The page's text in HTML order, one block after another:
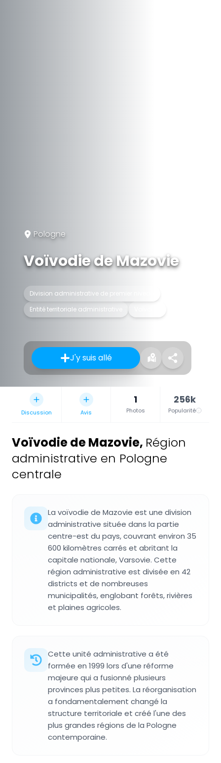
Pologne
Voïvodie de Mazovie
Division administrative de premier niveau
Entité territoriale administrative
J'y suis allé
Discussion Avis
1
Photos
256k
Popularité
Voïvodie de Mazovie, Région
administrative en Pologne
centrale
La voïvodie de Mazovie est une division
administrative située dans la partie
centre-est du pays, couvrant environ 35
600 kilomètres carrés et abritant la
capitale nationale, Varsovie. Cette
région administrative est divisée en 42
districts et de nombreuses
municipalités, englobant forêts, rivières
et plaines agricoles.
Cette unité administrative a été
formée en 1999 lors d'une réforme
majeure qui a fusionné plusieurs
provinces plus petites. La réorganisation
a fondamentalement changé la
structure territoriale et créé l'une des
plus grandes régions de la Pologne
contemporaine.